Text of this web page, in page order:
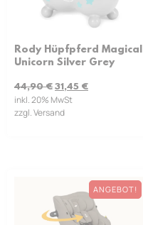
Rody Hüpfpferd Magical
Unicorn Silver Grey
44,90€ 31,45 €
inkl. 20% MwSt
zzgl. Versand
ANGEBOT!